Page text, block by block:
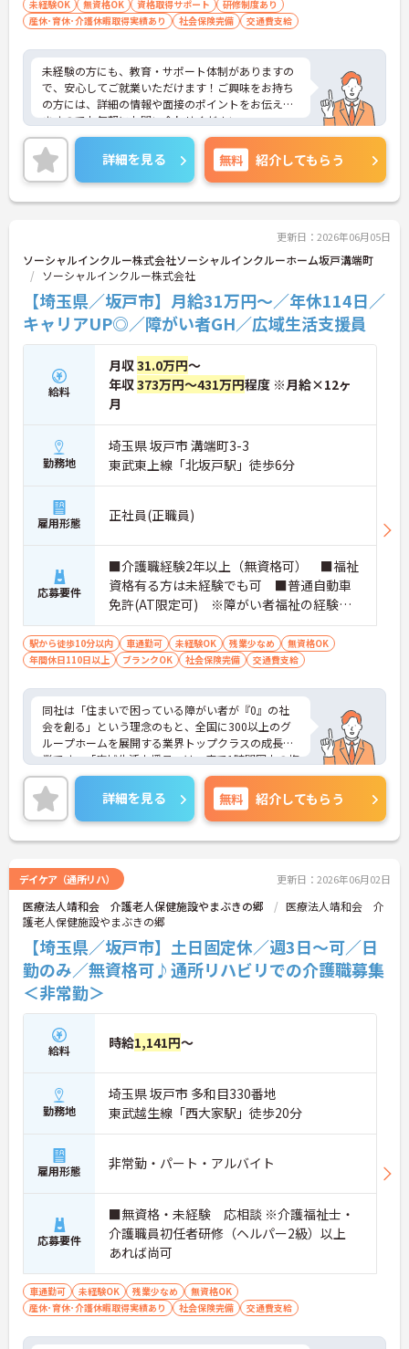
者歓迎
未経験OK 無資格OK 資格取得サポート
研修制度あり
産休･育休･介護休暇取得実績あり
社会保険完備 交通費支給
未経験の方にも、教育・サポート体制がありますの
で、安心してご就業いただけます！ご興味をお持ち
の方には、詳細の情報や面接のポイントをお伝えし
ますのでお気軽にお問い合わせください。
詳細を見る 無料 紹介してもらう
更新日：2026年06月05日
ソーシャルインクルー株式会社ソーシャルインクルーホーム坂戸溝端町
ソーシャルインクルー株式会社
【埼玉県／坂戸市】月給31万円～／年休114日／
キャリアUP◎／障がい者GH／広域生活支援員
給料
月収31.0万円～
年収373万円～431万円程度 ※月給×12ヶ
月
勤務地
埼玉県 坂戸市 溝端町3-3
東武東上線「北坂戸駅」徒歩6分
雇用形態 正社員(正職員)
応募要件
■介護職経験2年以上（無資格可） ■福祉
資格有る方は未経験でも可 ■普通自動車
免許(AT限定可) ※障がい者福祉の経験は
不問です。※実務経験2年以上の方、障がい
者福祉に関する経験をお持ちの方大歓迎
駅から徒歩10分以内 車通勤可 未経験OK 残業少なめ
無資格OK
年間休日110日以上
ブランクOK 社会保険完備 交通費支給
同社は「住まいで困っている障がい者が『0』の社
会を創る」という理念のもと、全国に300以上のグ
ループホームを展開する業界トップクラスの成長企
業です。「広域生活支援員」は、車で1時間圏内の複
数施設を横断的に担当し、現場支援とパートスタッ
フのサポートを行うハイクラスなポジションです。
最新設備とバリアフリーが完備され、スタッフの身
体的負担が少なく、広域手当5万円が付与されるこ
とで高い給与水準を実現しています。年間休日114
効率化など、ワークライフバランスを保ちながら定
年70歳まで長期的に活躍できる制度が盤石に整って
います。複数施設を経験することで培われるマネジ
メント視点は、将来的なエリアマネージャーへのキ
ャリアアップにも直結しており、最新の環境で専門
性を発揮したいプロフェッショナルの方にお勧めで
す。
★おすすめPOINT★
ームのパートスタッフの教育やサポートにも携わる
ことができ、現場の介助業務にとどまらず、施設運
営や人材育成の視点を養うことで、将来のエリアマ
ネージャー候補としてのステップアップに直結しま
す。
・定年70歳、再雇用75歳までという業界屈指の制度
があり、20代から60代まで幅広い年代が活躍してい
ます。年間休日も114日確保されているため、無理
なく長期的なキャリアを築いていただけます。
に加え、ソフト面でも「献立の事前決定・レシピ完
備」により現場の負担が大幅に軽減されています。
ご利用者様の安全性はもちろん、働くスタッフにと
保って業務に集中できます。
詳細を見る 無料 紹介してもらう
デイケア（通所リハ） 更新日：2026年06月02日
医療法人靖和会 介護老人保健施設やまぶきの郷
医療法人靖和会 介
護老人保健施設やまぶきの郷
【埼玉県／坂戸市】土日固定休／週3日～可／日
勤のみ／無資格可♪通所リハビリでの介護職募集
＜非常勤＞
給料 時給1,141円～
勤務地
埼玉県 坂戸市 多和目330番地
東武越生線「西大家駅」徒歩20分
雇用形態 非常勤・パート・アルバイト
応募要件
■無資格・未経験 応相談 ※介護福祉士・
介護職員初任者研修（ヘルパー2級）以上
あれば尚可
車通勤可 未経験OK 残業少なめ
無資格OK
産休･育休･介護休暇取得実績あり
社会保険完備 交通費支給